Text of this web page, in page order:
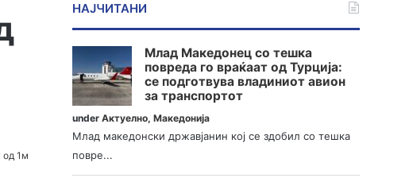
од 1м
НАЈЧИТАНИ
Млад Македонец со тешка
повреда го враќаат од Турција:
се подготвува владиниот авион
за транспортот
underАктуелно,Македонија
Млад македонски државјанин кој се здобил со тешка
повре...